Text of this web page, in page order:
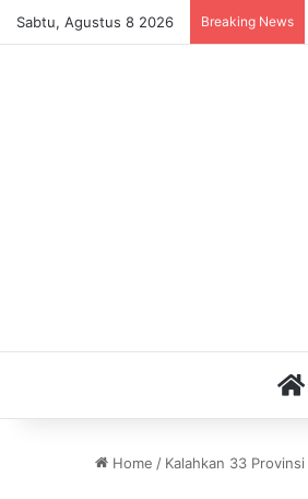
Sabtu, Agustus 8 2026 Breaking News
Home / Kalahkan 33 Provinsi